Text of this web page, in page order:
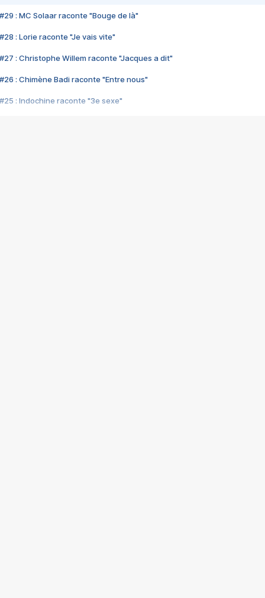
#29 : MC Solaar raconte "Bouge de là"
#28 : Lorie raconte "Je vais vite"
#27 : Christophe Willem raconte "Jacques a dit"
#26 : Chimène Badi raconte "Entre nous"
#25 : Indochine raconte "3e sexe"